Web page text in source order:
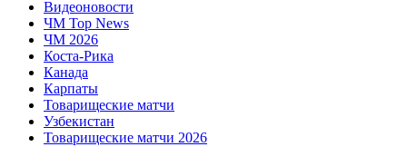
Видеоновости
ЧМ Top News
ЧМ 2026
Коста-Рика
Канада
Карпаты
Товарищеские матчи
Узбекистан
Товарищеские матчи 2026